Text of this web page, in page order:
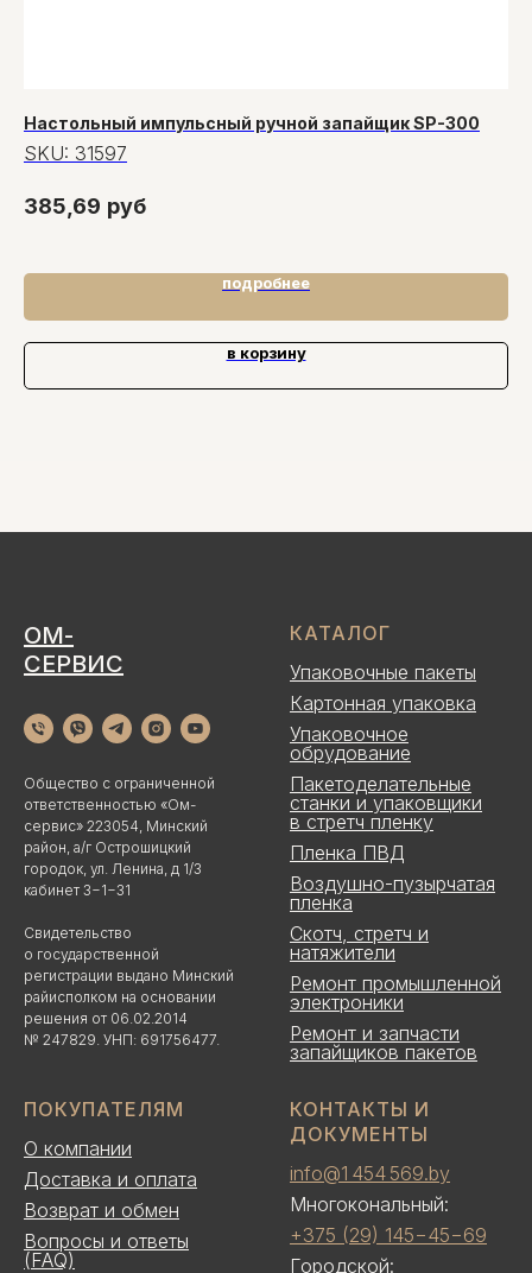
Настольный импульсный ручной запайщик SP-300
SKU: 31597
385,69 руб
подробнее
в корзину
ОМ-
СЕРВИС
Общество с ограниченной
ответственностью «Ом-
сервис» 223054, Минский
район, а/г Острошицкий
городок, ул. Ленина, д 1/3
кабинет 3−1−31
Свидетельство
о государственной
регистрации выдано Минский
райисполком на основании
решения от 06.02.2014
№ 247829. УНП: 691756477.
КАТАЛОГ
Упаковочные пакеты
Картонная упаковка
Упаковочное
обрудование
Пакетоделательные
станки и упаковщики
в стретч пленку
Пленка ПВД
Воздушно-пузырчатая
пленка
Скотч, стретч и
натяжители
Ремонт промышленной
электроники
Ремонт и запчасти
запайщиков пакетов
ПОКУПАТЕЛЯМ
О компании
Доставка и оплата
Возврат и обмен
Вопросы и ответы
(FAQ)
КОНТАКТЫ И
ДОКУМЕНТЫ
info@1 454 569.by
Многокональный:
+375 (29) 145−45−69
Городской: